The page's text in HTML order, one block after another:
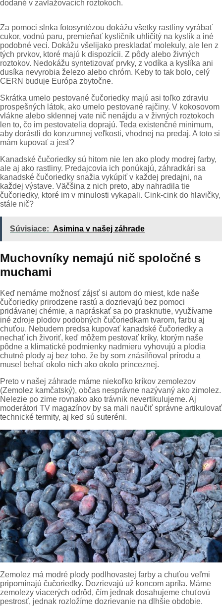
dodané v zavlažovacích roztokoch.
Za pomoci slnka fotosyntézou dokážu všetky rastliny vyrábať
cukor, vodnú paru, premieňať kysličník uhličitý na kyslík a iné
podobné veci. Dokážu všelijako preskladať molekuly, ale len z
tých prvkov, ktoré majú k dispozícii. Z pôdy alebo živných
roztokov. Nedokážu syntetizovať prvky, z vodíka a kyslíka ani
dusíka nevyrobia železo alebo chróm. Keby to tak bolo, celý
CERN buduje Európa zbytočne.
Skrátka umelo pestované čučoriedky majú asi toľko zdraviu
prospešných látok, ako umelo pestované rajčiny. V kokosovom
vlákne alebo sklennej vate nič nenájdu a v živných roztokoch
len to, čo im pestovatelia doprajú. Teda existenčné minimum,
aby dorástli do konzumnej veľkosti, vhodnej na predaj. A toto si
mám kupovať a jesť?
Kanadské čučoriedky sú hitom nie len ako plody modrej farby,
ale aj ako rastliny. Predajcovia ich ponúkajú, záhradkári sa
kanadské čučoriedky snažia vykúpiť v každej predajni, na
každej výstave. Väčšina z nich preto, aby nahradila tie
čučoriedky, ktoré im v minulosti vykapali. Cink-cink do hlavičky,
stále nič?
Súvisiace: Asimina v našej záhrade
Muchovníky nemajú nič spoločné s
muchami
Keď nemáme možnosť zájsť si autom do miest, kde naše
čučoriedky prirodzene rastú a dozrievajú bez pomoci
pridávanej chémie, a napráskať sa po prasknutie, využívame
iné zdroje plodov podobných čučoriedkam tvarom, farbu aj
chuťou. Nebudem predsa kupovať kanadské čučoriedky a
nechať ich živoriť, keď môžem pestovať kríky, ktorým naše
pôdne a klimatické podmienky nadmieru vyhovujú a plodia
chutné plody aj bez toho, že by som znásilňoval prírodu a
musel behať okolo nich ako okolo princeznej.
Preto v našej záhrade máme niekoľko kríkov zemolezov
(Zemolez kamčatský), občas nesprávne nazývaný ako zimolez.
Nelezie po zime rovnako ako trávnik nevertikulujeme. Aj
moderátori TV magazínov by sa mali naučiť správne artikulovať
technické termity, aj keď sú suteréni.
Zemolez má modré plody podlhovastej farby a chuťou veľmi
pripomínajú čučoriedky. Dozrievajú už koncom apríla. Máme
zemolezy viacerých odrôd, čím jednak dosahujeme chuťovú
pestrosť, jednak rozložíme dozrievanie na dlhšie obdobie.